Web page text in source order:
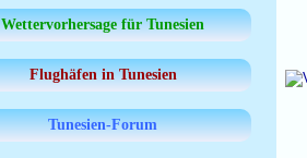
Wettervorhersage für Tunesien
Flughäfen in Tunesien
Tunesien-Forum